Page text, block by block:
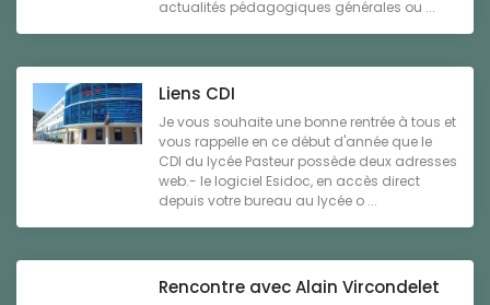
actualités pédagogiques générales ou ...
Liens CDI
Je vous souhaite une bonne rentrée à tous et
vous rappelle en ce début d'année que le
CDI du lycée Pasteur possède deux adresses
web.- le logiciel Esidoc, en accès direct
depuis votre bureau au lycée o ...
Rencontre avec Alain Vircondelet